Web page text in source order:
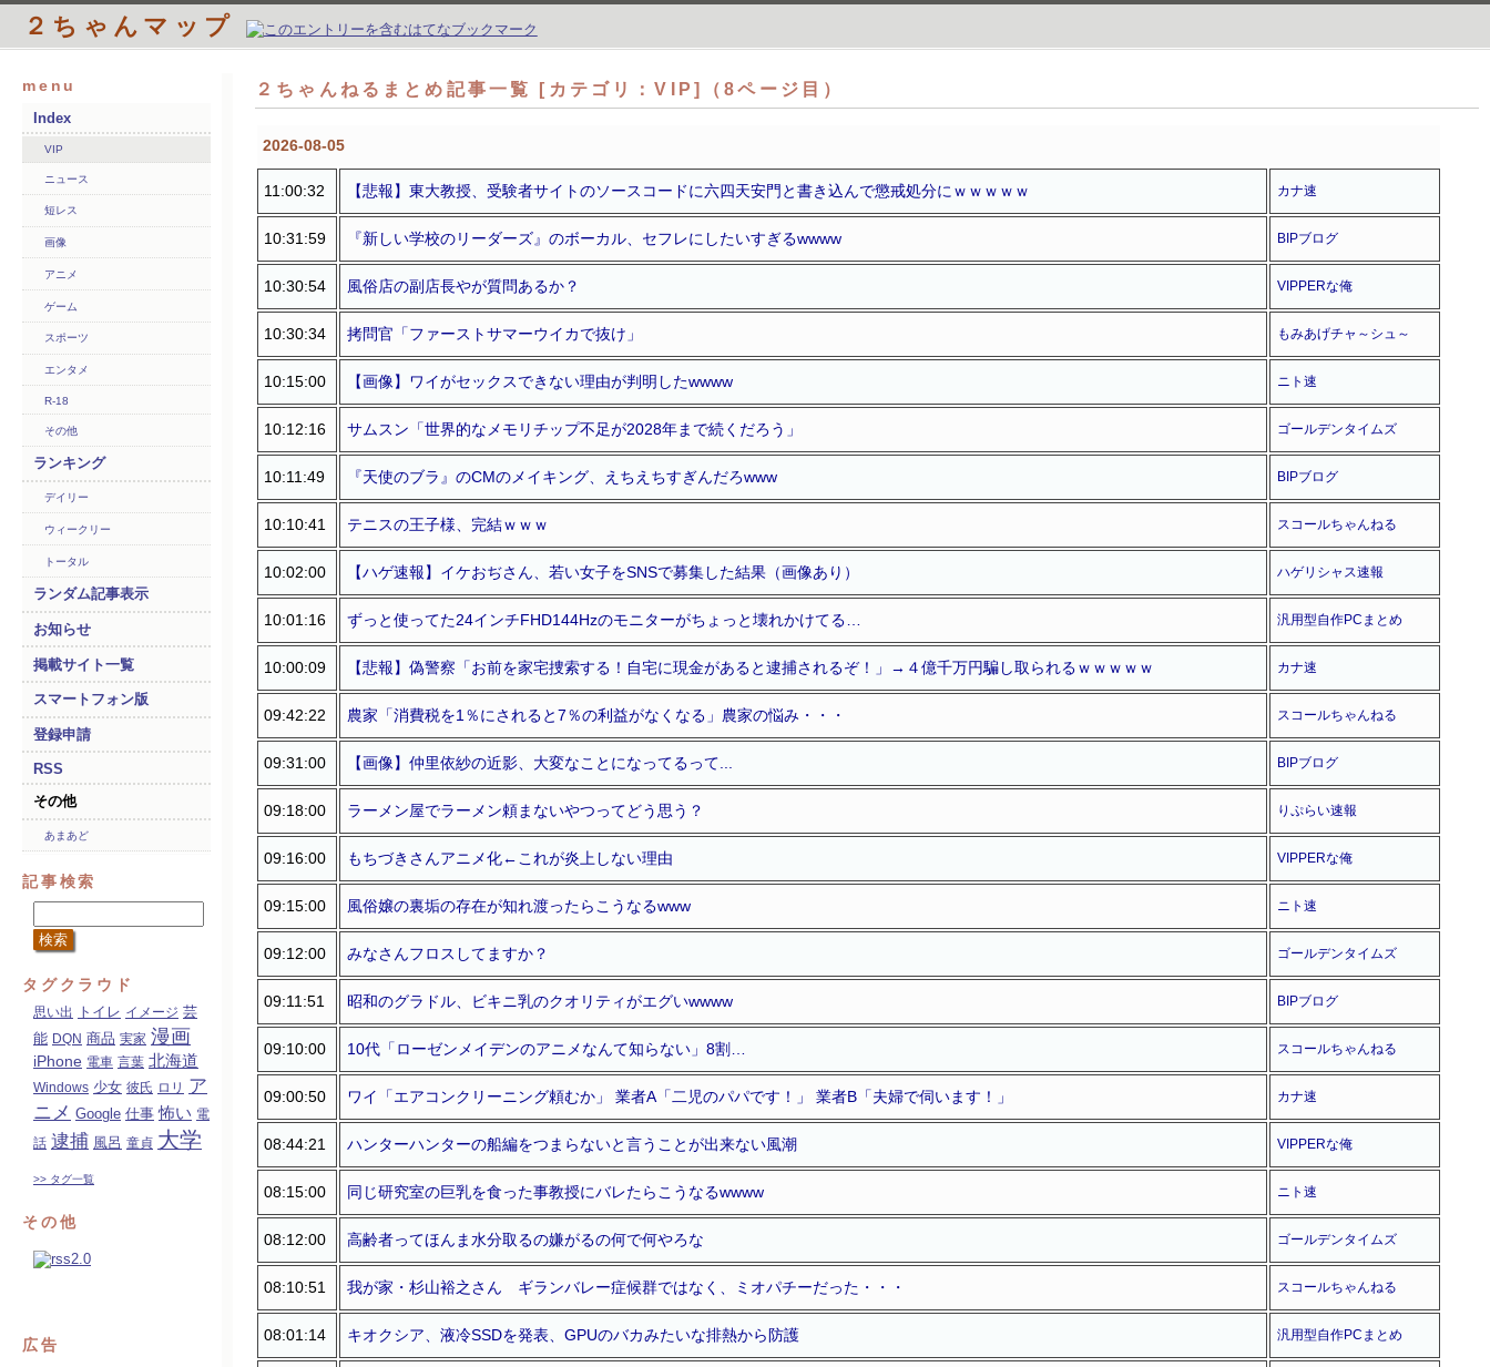
２ちゃんマップ
menu
Index
VIP
ニュース
短レス
画像
アニメ
ゲーム
スポーツ
エンタメ
R-18
その他
ランキング
デイリー
ウィークリー
トータル
ランダム記事表示
お知らせ
掲載サイト一覧
スマートフォン版
登録申請
RSS
その他
あまあど
記事検索
タグクラウド
思い出 トイレ イメージ 芸
能 DQN 商品 実家 漫画
iPhone 電車 言葉 北海道
Windows 少女 彼氏 ロリ
ア
ニメ Google 仕事 怖い 電
話 逮捕 風呂 童貞 大学
>> タグ一覧
その他
広告
２ちゃんねるまとめ記事一覧 [カテゴリ：VIP]（8ページ目）
2026-08-05
11:00:32 【悲報】東大教授、受験者サイトのソースコードに六四天安門と書き込んで懲戒処分にｗｗｗｗｗ カナ速
10:31:59 『新しい学校のリーダーズ』のボーカル、セフレにしたいすぎるwwww BIPブログ
10:30:54 風俗店の副店長やが質問あるか？ VIPPERな俺
10:30:34 拷問官「ファーストサマーウイカで抜け」 もみあげチャ～シュ～
10:15:00 【画像】ワイがセックスできない理由が判明したwwww ニト速
10:12:16 サムスン「世界的なメモリチップ不足が2028年まで続くだろう」 ゴールデンタイムズ
10:11:49 『天使のブラ』のCMのメイキング、えちえちすぎんだろwww BIPブログ
10:10:41 テニスの王子様、完結ｗｗｗ スコールちゃんねる
10:02:00 【ハゲ速報】イケおぢさん、若い女子をSNSで募集した結果（画像あり） ハゲリシャス速報
10:01:16 ずっと使ってた24インチFHD144Hzのモニターがちょっと壊れかけてる… 汎用型自作PCまとめ
10:00:09 【悲報】偽警察「お前を家宅捜索する！自宅に現金があると逮捕されるぞ！」→４億千万円騙し取られるｗｗｗｗｗ カナ速
09:42:22 農家「消費税を1％にされると7％の利益がなくなる」農家の悩み・・・ スコールちゃんねる
09:31:00 【画像】仲里依紗の近影、大変なことになってるって... BIPブログ
09:18:00 ラーメン屋でラーメン頼まないやつってどう思う？ りぷらい速報
09:16:00 もちづきさんアニメ化←これが炎上しない理由 VIPPERな俺
09:15:00 風俗嬢の裏垢の存在が知れ渡ったらこうなるwww ニト速
09:12:00 みなさんフロスしてますか？ ゴールデンタイムズ
09:11:51 昭和のグラドル、ビキニ乳のクオリティがエグいwwww BIPブログ
09:10:00 10代「ローゼンメイデンのアニメなんて知らない」8割… スコールちゃんねる
09:00:50 ワイ「エアコンクリーニング頼むか」 業者A「二児のパパです！」 業者B「夫婦で伺います！」 カナ速
08:44:21 ハンターハンターの船編をつまらないと言うことが出来ない風潮 VIPPERな俺
08:15:00 同じ研究室の巨乳を食った事教授にバレたらこうなるwwww ニト速
08:12:00 高齢者ってほんま水分取るの嫌がるの何で何やろな ゴールデンタイムズ
08:10:51 我が家・杉山裕之さん ギランバレー症候群ではなく、ミオパチーだった・・・ スコールちゃんねる
08:01:14 キオクシア、液冷SSDを発表、GPUのバカみたいな排熱から防護 汎用型自作PCまとめ